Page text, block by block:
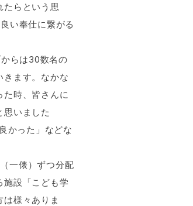
たらという思
い奉仕に繋がる
らは30数名の
きます。なかな
た時、皆さんに
いました
かった」などな
一俵）ずつ分配
施設「こども学
様々ありま